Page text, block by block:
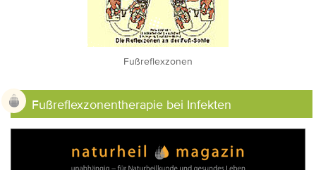
Fußreflexzonen
Fußreflexzonentherapie bei Infekten